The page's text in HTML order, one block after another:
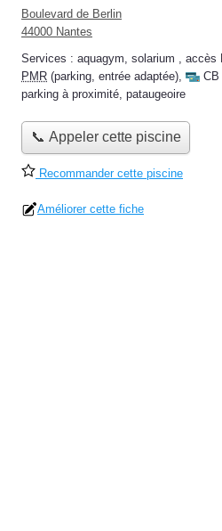
Boulevard de Berlin
44000 Nantes
Services : aquagym, solarium , accès
PMR (parking, entrée adaptée), CB
parking à proximité, pataugeoire
📞 Appeler cette piscine
Recommander cette piscine
Améliorer cette fiche